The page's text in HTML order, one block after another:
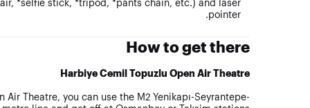
*selfie stick, *tripod, *pants chain, etc.) and laser
pointer.
How to get there
Harbiye Cemil Topuzlu Open Air Theatre
Theatre, you can use the M2 Yenikapı-Seyrantepe-